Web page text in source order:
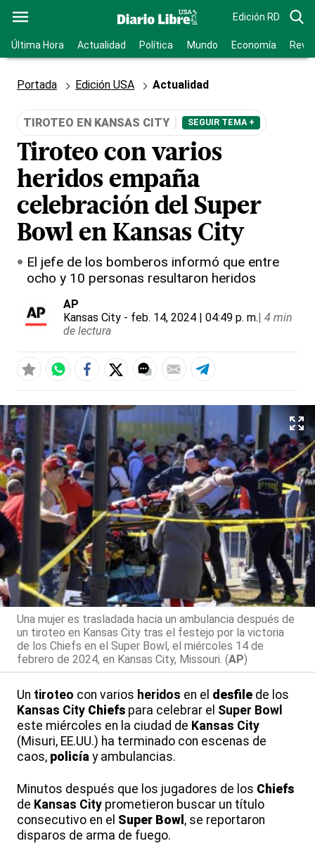
Edición RD
Última Hora Actualidad Política Mundo Economía
Portada Edición USA Actualidad
TIROTEO EN KANSAS CITY SEGUIR TEMA +
Tiroteo con varios
heridos empaña
celebración del Super
Bowl en Kansas City
El jefe de los bomberos informó que entre
ocho y 10 personas resultaron heridos
AP
Kansas City - feb. 14, 2024 | 04:49 p. m.| 4 min
de lectura
Una mujer es trasladada hacia un ambulancia después de
un tiroteo en Kansas City tras el festejo por la victoria
de los Chiefs en el Super Bowl, el miércoles 14 de
febrero de 2024, en Kansas City, Missouri. (AP)
Un tiroteo con varios heridos en el desfile de los
Kansas City Chiefs para celebrar el Super Bowl
este miércoles en la ciudad de Kansas City
(Misuri, EE.UU.) ha terminado con escenas de
caos, policía y ambulancias.
Minutos después que los jugadores de los Chiefs
de Kansas City prometieron buscar un título
consecutivo en el Super Bowl , se reportaron
disparos de arma de fuego.